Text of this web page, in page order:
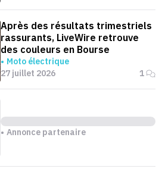
Après des résultats trimestriels
rassurants, LiveWire retrouve
des couleurs en Bourse
Moto électrique
27 juillet 2026
1
Annonce partenaire